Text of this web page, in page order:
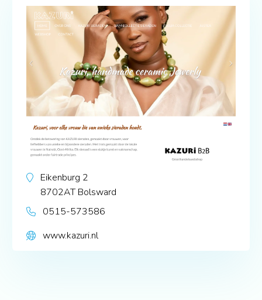
Eikenburg 2
8702ATBolsward
0515-573586
www.kazuri.nl